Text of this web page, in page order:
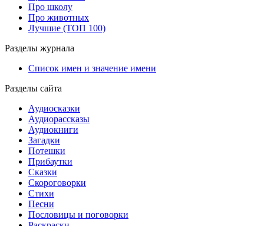
Про школу
Про животных
Лучшие (ТОП 100)
Разделы журнала
Список имен и значение имени
Разделы сайта
Аудиосказки
Аудиорассказы
Аудиокниги
Загадки
Потешки
Прибаутки
Сказки
Скороговорки
Стихи
Песни
Пословицы и поговорки